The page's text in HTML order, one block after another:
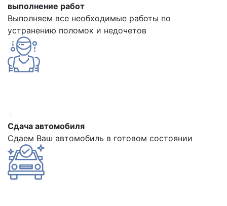
выполнение работ
Выполняем все необходимые работы по
устранению поломок и недочетов
Сдача автомобиля
Сдаем Ваш автомобиль в готовом состоянии